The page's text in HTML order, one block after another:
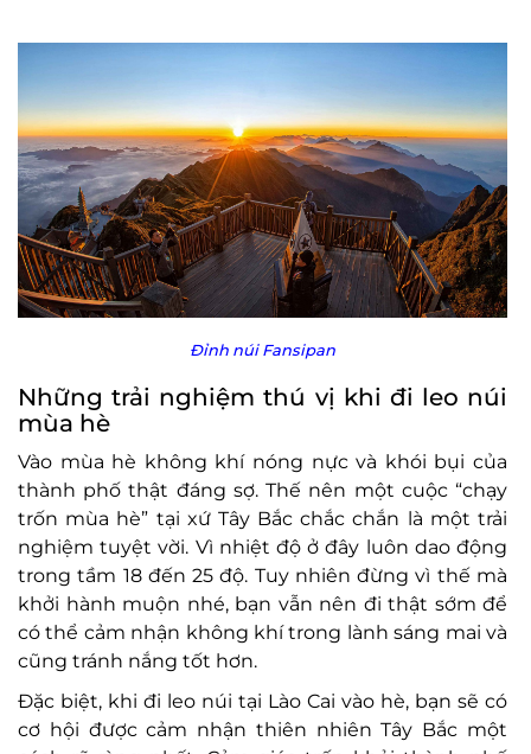
Đỉnh núi Fansipan
Những trải nghiệm thú vị khi đi leo núi
mùa hè
Vào mùa hè không khí nóng nực và khói bụi của
thành phố thật đáng sợ. Thế nên một cuộc “chạy
trốn mùa hè” tại xứ Tây Bắc chắc chắn là một trải
nghiệm tuyệt vời. Vì nhiệt độ ở đây luôn dao động
trong tầm 18 đến 25 độ. Tuy nhiên đừng vì thế mà
khởi hành muộn nhé, bạn vẫn nên đi thật sớm để
có thể cảm nhận không khí trong lành sáng mai và
cũng tránh nắng tốt hơn.
Đặc biệt, khi đi leo núi tại Lào Cai vào hè, bạn sẽ có
cơ hội được cảm nhận thiên nhiên Tây Bắc một